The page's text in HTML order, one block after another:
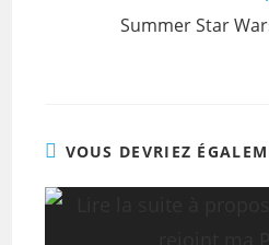
Summer Star
VOUS DEVRIEZ